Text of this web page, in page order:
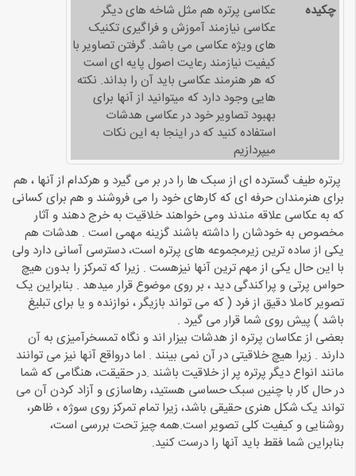
چکیده
عکاسی پرتره هم مثل شاخه های دیگر
عکاسی نیازمند آموزش و فراگیری تکنیک
های ویژه عکاسی می باشد. گرفتن تصاویر با
کیفیت نیازمند رعایت اصول پایه ای است
که هر هنرمند عکاسی باید آن را بداند. نکته
هایی وجود دارد که میتوانید از آنها برای
بهبود تصاویر خود در عکاسی هدشات
استفاده کنید که در اینجا به این نکات
میپردازیم
پرتره طیف گسترده ای از سبک ها را در بر می گیرد و هرکدام از آنها ، هم
برای هنرمندان حرفه ای که کارهای خود را می فروشند و هم برای کسانی
که به عکاسی علاقه مندند ومی خواهند خلاقیت به خرج دهند و آثار
مخصوص به خودشان را داشته باشند گزینه مهمی است . هدشات هم
یکی از ساده ترین زیرمجموعه های پرتره است، دسترسی آسانی دارد ولی
با این حال یکی از مهم ترین آنها نیزهست . زیرا که تمرکز را بدون هیچ
حواس پرتی و پراکندگی دید ، بر روی موضوع قرار میدهد . بنابراین یک
تصویر کاملا دقیق از فرد ( که می تواند بازیگر ، نوازنده و یا برای تبلیغ
باشد ) پیش روی شما قرار می گیرد .
بعضی از عکاسان پرتره از هدشات بیزار اند و نگاه تمسخرآمیزی به آن
دارند . زیرا هیچ خلاقیتی در آن نمی بینند . اما درواقع آنها نیز می توانند
مانند انواع دیگر پرتره پر از خلاقیت باشند .در حقیقت، هنگامی که شما
در حال کار با چنین سبک حساسی هستید، رهاسازی و آزاد کردن آن می
تواند یک شکل هنری حقیقی باشد، زیرا تمام تمرکز روی سوژه ، ظاهر،
روشنایی و کیفیت کلی تصویر است.همه چیز تحت بررسی است،
بنابراین شما فقط باید آنها را درست کنید.